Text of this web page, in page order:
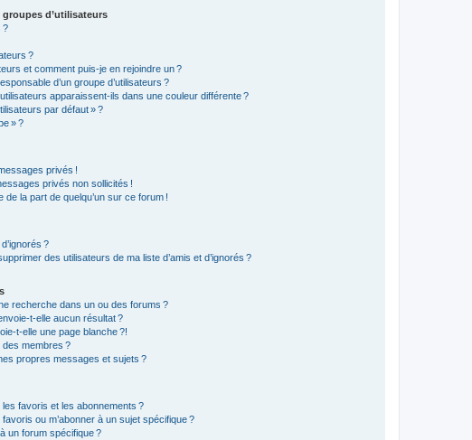
d’utilisateurs
?
?
et comment puis-je en rejoindre un ?
d’un groupe d’utilisateurs ?
apparaissent-ils dans une couleur différente ?
par défaut » ?
» ?
privés !
privés non sollicités !
de la part de quelqu’un sur ce forum !
?
des utilisateurs de ma liste d’amis et d’ignorés ?
recherche dans un ou des forums ?
t-elle aucun résultat ?
t-elle une page blanche ?!
membres ?
propres messages et sujets ?
favoris et les abonnements ?
ou m’abonner à un sujet spécifique ?
un forum spécifique ?